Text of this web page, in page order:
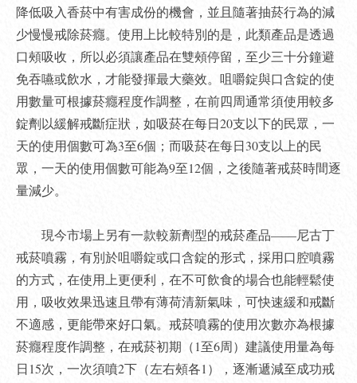
降低吸入香菸中有害成份的機會，並且隨著抽菸行為的減
少慢慢戒除菸癮。使用上比較特別的是，此類產品是透過
口頰吸收，所以必須讓產品在雙頰停留，至少三十分鐘避
免吞嚥或飲水，才能發揮最大藥效。咀嚼錠與口含錠的使
用數量可根據菸癮程度作調整，在前四周通常須使用較多
錠劑以緩解戒斷症狀，如吸菸在每日20支以下的民眾，一
天的使用個數可為3至6個；而吸菸在每日30支以上的民
眾，一天的使用個數可能為9至12個，之後隨著戒菸時間逐
量減少。
現今市場上另有一款較新劑型的戒菸產品——尼古丁
戒菸噴霧，有別於咀嚼錠或口含錠的形式，採用口腔噴霧
的方式，在使用上更便利，在不可飲食的場合也能輕鬆使
用，吸收效果迅速且帶有薄荷清新氣味，可快速緩和戒斷
不適感，更能帶來好口氣。戒菸噴霧的使用次數亦為根據
菸癮程度作調整，在戒菸初期（1至6周）建議使用量為每
日15次，一次須噴2下（左右頰各1），逐漸遞減至成功戒